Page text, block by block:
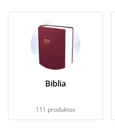
Biblia
111 produktov